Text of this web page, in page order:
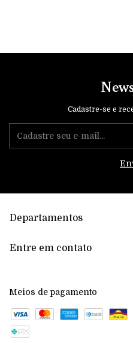
Cadastre-se e
Departamentos
Entre em contato
Meios de pagamento